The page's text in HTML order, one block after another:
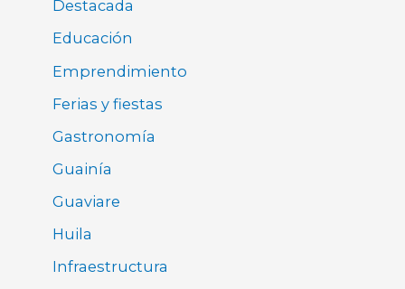
Destacada
Educación
Emprendimiento
Ferias y fiestas
Gastronomía
Guainía
Guaviare
Huila
Infraestructura